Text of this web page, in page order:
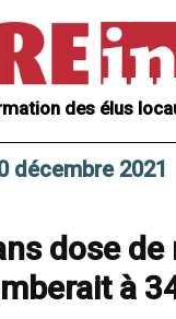
des élus
décembre 2021
dose
à